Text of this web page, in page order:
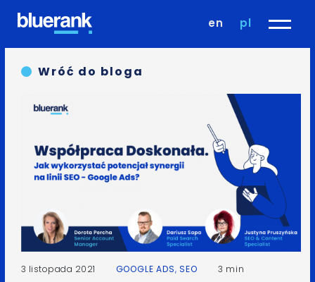
en pl
Wróć do bloga
3 listopada 2021 GOOGLE ADS,SEO 3 min